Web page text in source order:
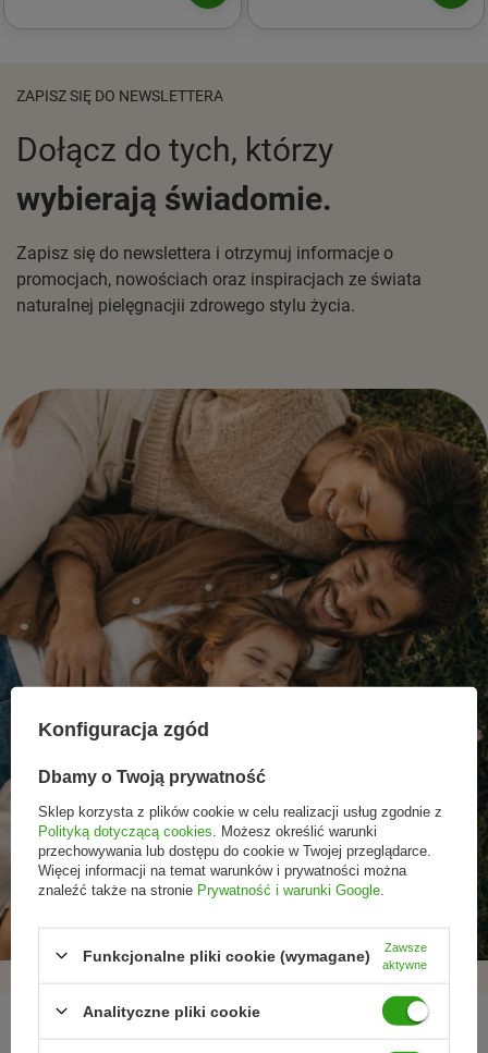
ZAPISZ SIĘ DO NEWSLETTERA
Dołącz do tych, którzy
wybierają świadomie.
Zapisz się do newslettera i otrzymuj informacje o
promocjach, nowościach oraz inspiracjach ze świata
naturalnej pielęgnacjii zdrowego stylu życia.
Promocje tylko dla
subskrybentów
Nowości przed
premierą
Rezygnacja w każdej
chwili
REGULAMINY
Konfiguracja zgód
Dbamy o Twoją prywatność
Sklep korzysta z plików cookie w celu realizacji usług zgodnie z
Polityką dotyczącą cookies . Możesz określić warunki
przechowywania lub dostępu do cookie w Twojej przeglądarce.
Więcej informacji na temat warunków i prywatności można
znaleźć także na stronie Prywatność i warunki Google
Funkcjonalne pliki cookie (wymagane)
Zawsze
aktywne
Analityczne pliki cookie